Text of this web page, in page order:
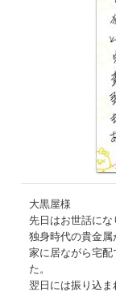
大黒屋様
先日はお世話にな
独身時代の貴金属
家に居ながら宅
た。
翌日には振り込ま